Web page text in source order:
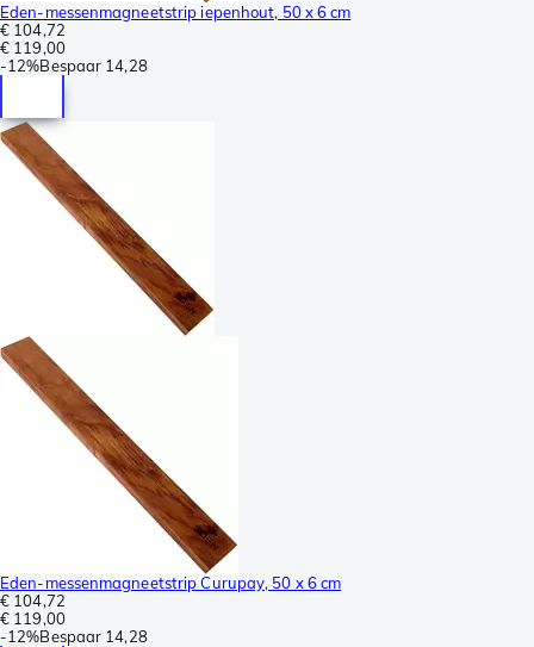
Eden-messenmagneetstrip iepenhout, 50 x 6 cm
€ 104,72
€ 119,00
-12%Bespaar 14,28
Eden-messenmagneetstrip Curupay, 50 x 6 cm
€ 104,72
€ 119,00
-12%Bespaar 14,28